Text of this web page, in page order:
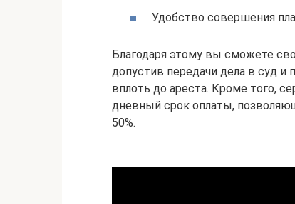
Удобство совершения
Благодаря этому вы сможете
допустив передачи дела в суд
вплоть до ареста. Кроме того,
дневный срок оплаты,
50%.